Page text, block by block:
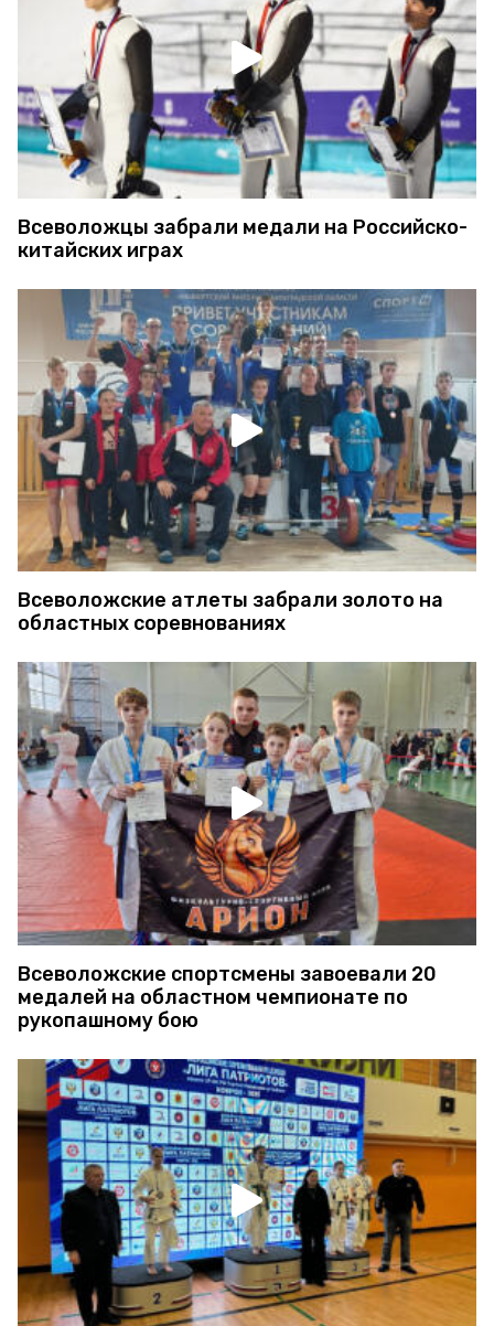
Всеволожцы забрали медали на Российско-
китайских играх
Всеволожские атлеты забрали золото на
областных соревнованиях
Всеволожские спортсмены завоевали 20
медалей на областном чемпионате по
рукопашному бою